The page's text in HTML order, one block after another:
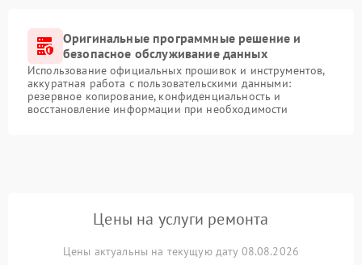
Оригинальные программные решение и
безопасное обслуживание данных
Использование официальных прошивок и инструментов,
аккуратная работа с пользовательскими данными:
резервное копирование, конфиденциальность и
восстановление информации при необходимости
Цены на услуги ремонта
Цены актуальны на текущую дату 08.08.2026